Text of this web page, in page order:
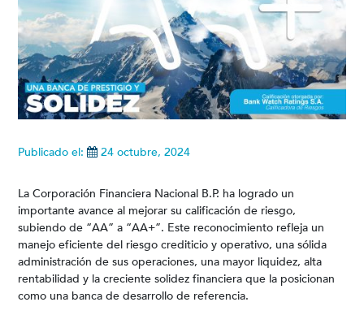
Publicado el: 24 octubre, 2024
La Corporación Financiera Nacional B.P. ha logrado un
importante avance al mejorar su calificación de riesgo,
subiendo de “AA” a “AA+”. Este reconocimiento refleja un
manejo eficiente del riesgo crediticio y operativo, una sólida
administración de sus operaciones, una mayor liquidez, alta
rentabilidad y la creciente solidez financiera que la posicionan
como una banca de desarrollo de referencia.